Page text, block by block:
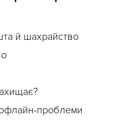
й шахрайство
проблеми